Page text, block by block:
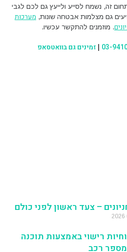
– צעד ראשון לפני כולם
רישוי באמצעות תוכנה
מספר רכב
זה, נשמח לסייע ולייעץ גם לכם לגבי
מערכות
. מוזמנים להתקשר עכשיו.
03- זמינים גם בוואטסאפ